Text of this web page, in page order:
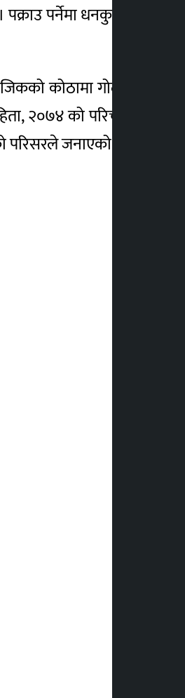
पर्नेमा धनकुटाको
कोठामा गोली र
२०७४ को परिच्छेद–६ को
जनाएको छ । –रासस